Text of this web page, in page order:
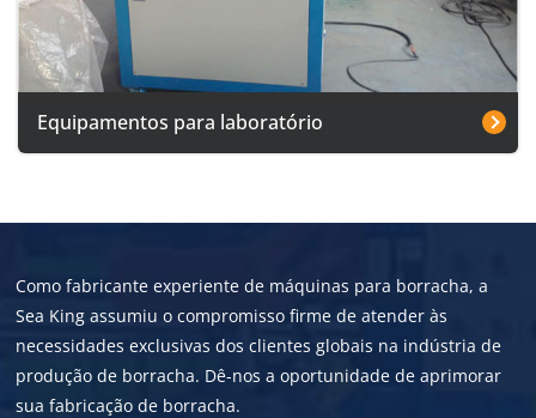
Equipamentos para laboratório
Como fabricante experiente de máquinas para borracha, a
Sea King assumiu o compromisso firme de atender às
necessidades exclusivas dos clientes globais na indústria de
produção de borracha. Dê-nos a oportunidade de aprimorar
sua fabricação de borracha.